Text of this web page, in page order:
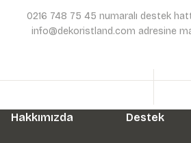
0216 748 75 45 numaralı destek
info@dekoristland.com adresine
Hakkımızda Destek